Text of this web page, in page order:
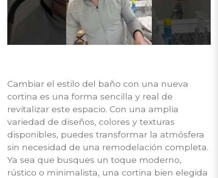
Cambiar el estilo del baño con una nueva
cortina es una forma sencilla y real de
revitalizar este espacio. Con una amplia
variedad de diseños, colores y texturas
disponibles, puedes transformar la atmósfera
sin necesidad de una remodelación completa.
Ya sea que busques un toque moderno,
rústico o minimalista, una cortina bien elegida